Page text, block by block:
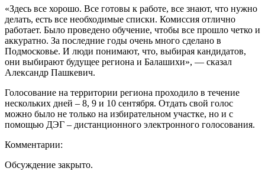
«Здесь все хорошо. Все готовы к работе, все знают, что нужно
делать, есть все необходимые списки. Комиссия отлично
работает. Было проведено обучение, чтобы все прошло четко и
аккуратно. За последние годы очень много сделано в
Подмосковье. И люди понимают, что, выбирая кандидатов,
они выбирают будущее региона и Балашихи», — сказал
Александр Пашкевич.
Голосование на территории региона проходило в течение
нескольких дней – 8, 9 и 10 сентября. Отдать свой голос
можно было не только на избирательном участке, но и с
помощью ДЭГ – дистанционного электронного голосования.
Комментарии:
Обсуждение закрыто.